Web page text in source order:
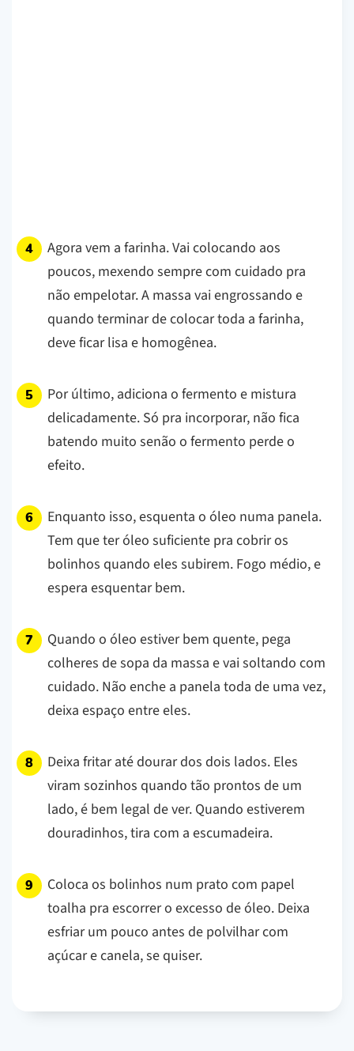
Agora vem a farinha. Vai colocando aos
poucos, mexendo sempre com cuidado pra
não empelotar. A massa vai engrossando e
quando terminar de colocar toda a farinha,
deve ficar lisa e homogênea.
Por último, adiciona o fermento e mistura
delicadamente. Só pra incorporar, não fica
batendo muito senão o fermento perde o
efeito.
Enquanto isso, esquenta o óleo numa panela.
Tem que ter óleo suficiente pra cobrir os
bolinhos quando eles subirem. Fogo médio, e
espera esquentar bem.
Quando o óleo estiver bem quente, pega
colheres de sopa da massa e vai soltando com
cuidado. Não enche a panela toda de uma vez,
deixa espaço entre eles.
Deixa fritar até dourar dos dois lados. Eles
viram sozinhos quando tão prontos de um
lado, é bem legal de ver. Quando estiverem
douradinhos, tira com a escumadeira.
Coloca os bolinhos num prato com papel
toalha pra escorrer o excesso de óleo. Deixa
esfriar um pouco antes de polvilhar com
açúcar e canela, se quiser.